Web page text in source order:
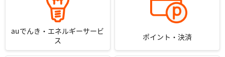
auでんき・エネルギーサービ
ス
ポイント・決済